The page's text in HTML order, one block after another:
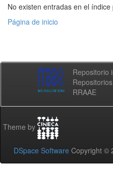
No existen entradas en el
Página de inicio
Repositorio
RRAAE
Theme by
DSpace Software Copyright ©